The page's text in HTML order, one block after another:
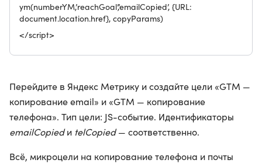
ym(numberYM,’reachGoal’,’emailCopied’, {URL:
document.location.href}, copyParams)
</script>
Перейдите в Яндекс Метрику и создайте цели «GTM —
копирование email» и «GTM — копирование
телефона». Тип цели: JS-событие. Идентификаторы
emailCopiedи telCopied— соответственно.
Всё, микроцели на копирование телефона и почты